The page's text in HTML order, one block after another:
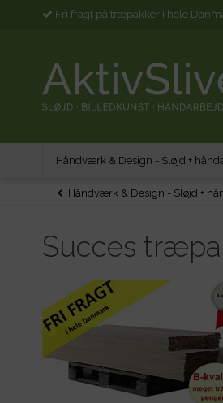
Fri fragt på træpakker i hele
Håndværk & Design - Sløjd +
Håndværk & Design - Sløjd +
Succes